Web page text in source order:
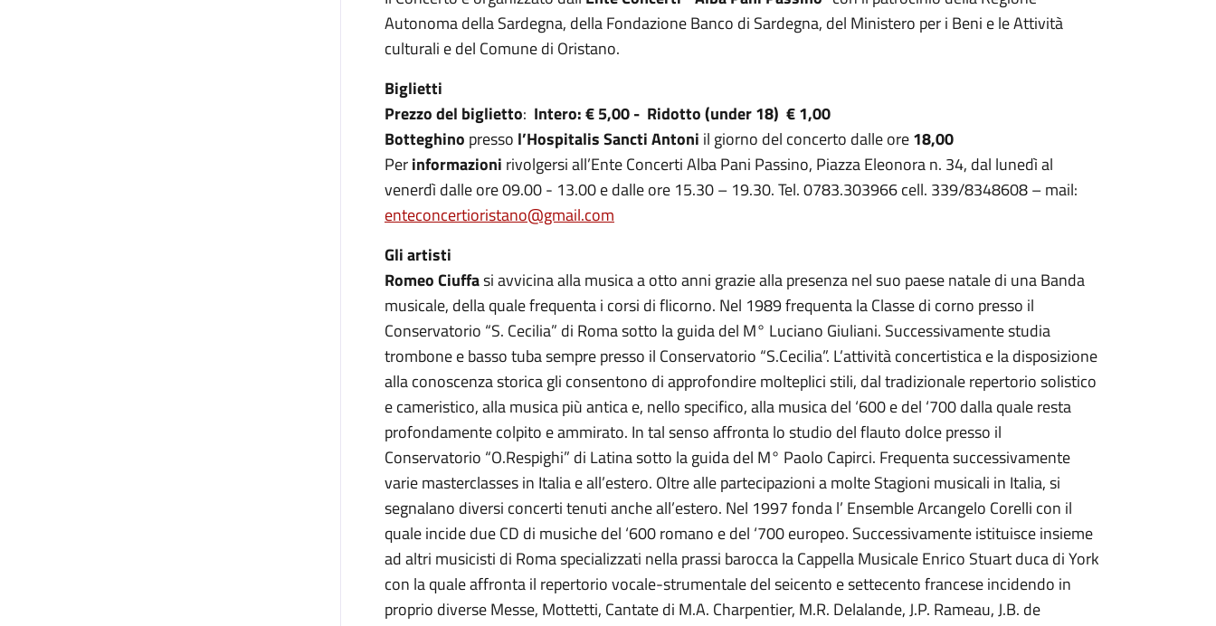
Autonoma della Sardegna, della Fondazione Banco di Sardegna, del Ministero per i Beni e le Attività
culturali e del Comune di Oristano.
Biglietti
Prezzo del biglietto: Intero: € 5,00 - Ridotto (under 18) € 1,00
Botteghino presso l’Hospitalis Sancti Antoni il giorno del concerto dalle ore18,00
Perinformazioni rivolgersi all’Ente Concerti Alba Pani Passino, Piazza Eleonora n. 34, dal lunedì al
venerdì dalle ore 09.00 - 13.00 e dalle ore 15.30 – 19.30. Tel. 0783.303966 cell. 339/8348608 – mail:
enteconcertioristano@gmail.com
Gli artisti
Romeo Ciuffasi avvicina alla musica a otto anni grazie alla presenza nel suo paese natale di una Banda
musicale, della quale frequenta i corsi di flicorno. Nel 1989 frequenta la Classe di corno presso il
Conservatorio “S. Cecilia” di Roma sotto la guida del M° Luciano Giuliani. Successivamente studia
trombone e basso tuba sempre presso il Conservatorio “S.Cecilia”. L’attività concertistica e la disposizione
alla conoscenza storica gli consentono di approfondire molteplici stili, dal tradizionale repertorio solistico
e cameristico, alla musica più antica e, nello specifico, alla musica del ‘600 e del ‘700 dalla quale resta
profondamente colpito e ammirato. In tal senso affronta lo studio del flauto dolce presso il
Conservatorio “O.Respighi” di Latina sotto la guida del M° Paolo Capirci. Frequenta successivamente
varie masterclasses in Italia e all’estero. Oltre alle partecipazioni a molte Stagioni musicali in Italia, si
segnalano diversi concerti tenuti anche all’estero. Nel 1997 fonda l’ Ensemble Arcangelo Corelli con il
quale incide due CD di musiche del ‘600 romano e del ‘700 europeo. Successivamente istituisce insieme
ad altri musicisti di Roma specializzati nella prassi barocca la Cappella Musicale Enrico Stuart duca di York
con la quale affronta il repertorio vocale-strumentale del seicento e settecento francese incidendo in
proprio diverse Messe, Mottetti, Cantate di M.A. Charpentier, M.R. Delalande, J.P. Rameau, J.B. de